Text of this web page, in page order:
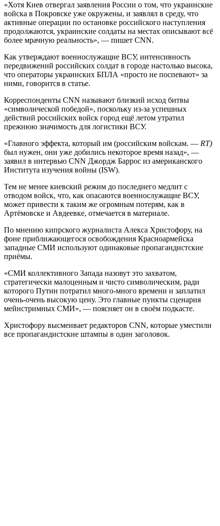
«Хотя Киев отвергал заявления России о том, что украинские
войска в Покровске уже окружены, и заявлял в среду, что
активные операции по остановке российского наступления
продолжаются, украинские солдаты на местах описывают всё
более мрачную реальность», — пишет CNN.
Как утверждают военнослужащие ВСУ, интенсивность
передвижений российских солдат в городе настолько высока,
что операторы украинских БПЛА «просто не поспевают» за
ними, говорится в статье.
Корреспонденты CNN называют близкий исход битвы
«символической победой», поскольку из-за успешных
действий российских войск город ещё летом утратил
прежнюю значимость для логистики ВСУ.
«Главного эффекта, который им (российским войскам. — RT)
был нужен, они уже добились некоторое время назад», —
заявил в интервью CNN Джордж Баррос из американского
Института изучения войны (ISW).
Тем не менее киевский режим до последнего медлит с
отводом войск, что, как опасаются военнослужащие ВСУ,
может привести к таким же огромным потерям, как в
Артёмовске и Авдеевке, отмечается в материале.
По мнению кипрского журналиста Алекса Христофору, на
фоне приближающегося освобождения Красноармейска
западные СМИ используют одинаковые пропагандистские
приёмы.
«СМИ коллективного Запада назовут это захватом,
стратегически малоценным и чисто символическим, ради
которого Путин потратил много-много времени и заплатил
очень-очень высокую цену. Это главные пункты сценария
мейнстримных СМИ», — поясняет он в своём подкасте.
Христофору высмеивает редакторов CNN, которые уместили
все пропагандистские штампы в один заголовок.